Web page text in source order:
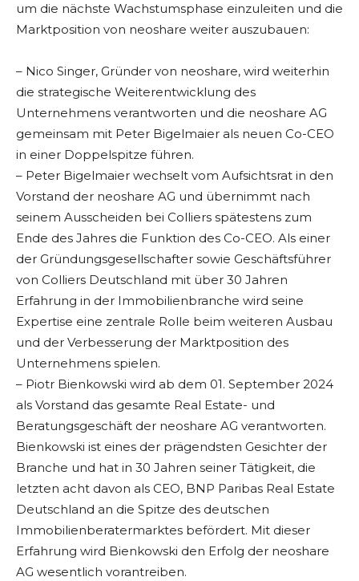
um die nächste Wachstumsphase einzuleiten und die
Marktposition von neoshare weiter auszubauen:
– Nico Singer, Gründer von neoshare, wird weiterhin
die strategische Weiterentwicklung des
Unternehmens verantworten und die neoshare AG
gemeinsam mit Peter Bigelmaier als neuen Co-CEO
in einer Doppelspitze führen.
– Peter Bigelmaier wechselt vom Aufsichtsrat in den
Vorstand der neoshare AG und übernimmt nach
seinem Ausscheiden bei Colliers spätestens zum
Ende des Jahres die Funktion des Co-CEO. Als einer
der Gründungsgesellschafter sowie Geschäftsführer
von Colliers Deutschland mit über 30 Jahren
Erfahrung in der Immobilienbranche wird seine
Expertise eine zentrale Rolle beim weiteren Ausbau
und der Verbesserung der Marktposition des
Unternehmens spielen.
– Piotr Bienkowski wird ab dem 01. September 2024
als Vorstand das gesamte Real Estate- und
Beratungsgeschäft der neoshare AG verantworten.
Bienkowski ist eines der prägendsten Gesichter der
Branche und hat in 30 Jahren seiner Tätigkeit, die
letzten acht davon als CEO, BNP Paribas Real Estate
Deutschland an die Spitze des deutschen
Immobilienberatermarktes befördert. Mit dieser
Erfahrung wird Bienkowski den Erfolg der neoshare
AG wesentlich vorantreiben.